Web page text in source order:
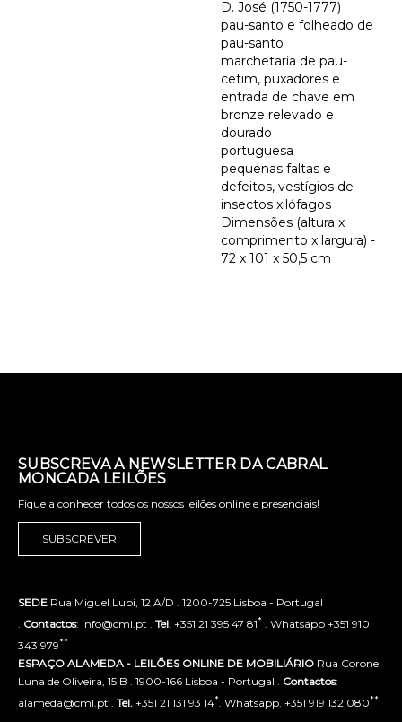
D. José (1750-1777)
pau-santo e folheado de
pau-santo
marchetaria de pau-
cetim, puxadores e
entrada de chave em
bronze relevado e
dourado
portuguesa
pequenas faltas e
defeitos, vestígios de
insectos xilófagos
Dimensões (altura x
comprimento x largura) -
72 x 101 x 50,5 cm
SUBSCREVA A NEWSLETTER DA CABRAL
MONCADA LEILÕES
Fique a conhecer todos os nossos leilões online e presenciais!
SUBSCREVER
SEDE Rua Miguel Lupi, 12 A/D . 1200-725 Lisboa - Portugal
Contactos: info@cml.pt . Tel. +351 21 395 47 81* . Whatsapp +351 910
343 979**
ESPAÇO ALAMEDA - LEILÕES ONLINE DE MOBILIÁRIO Rua Coronel
Luna de Oliveira, 15 B . 1900-166 Lisboa - Portugal . Contactos:
alameda@cml.pt . Tel. +351 21 131 93 14* . Whatsapp. +351 919 132 080**